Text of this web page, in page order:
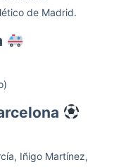
de Madrid.
Iñigo Martínez,